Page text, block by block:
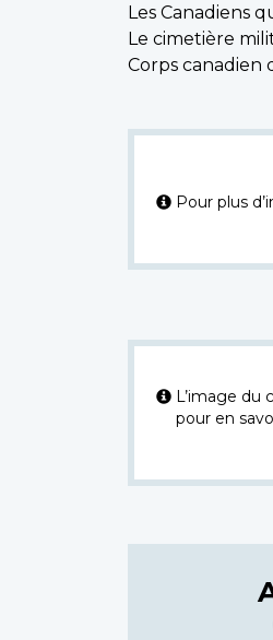
Les Canadiens
Le cimetière
Corps canadien
Pour plus
L’image du
pour en